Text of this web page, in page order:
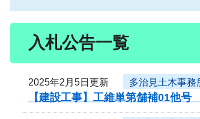
入札公告一覧
2025年2月5日更新 多治見土木事務
【建設工事】工維単第舗補01他